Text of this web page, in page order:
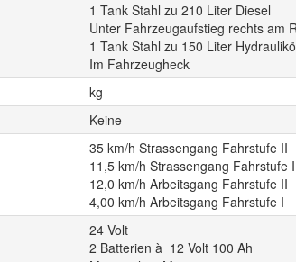
1 Tank Stahl zu 210 Liter Diesel
Unter Fahrzeugaufstieg rechts am
1 Tank Stahl zu 150 Liter
Im Fahrzeugheck
kg
Keine
35 km/h Strassengang Fahrstufe II
11,5 km/h Strassengang Fahrstufe I
12,0 km/h Arbeitsgang Fahrstufe II
4,00 km/h Arbeitsgang Fahrstufe I
24 Volt
2 Batterien à 12 Volt 100 Ah